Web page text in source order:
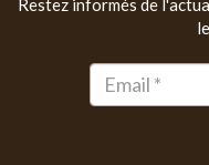
Restez informés de